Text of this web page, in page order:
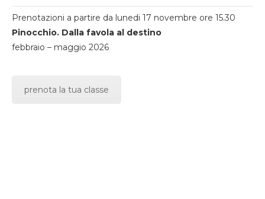
Prenotazioni a partire da lunedi 17 novembre ore 15.30
Pinocchio. Dalla favola al destino
febbraio – maggio 2026
prenota la tua classe